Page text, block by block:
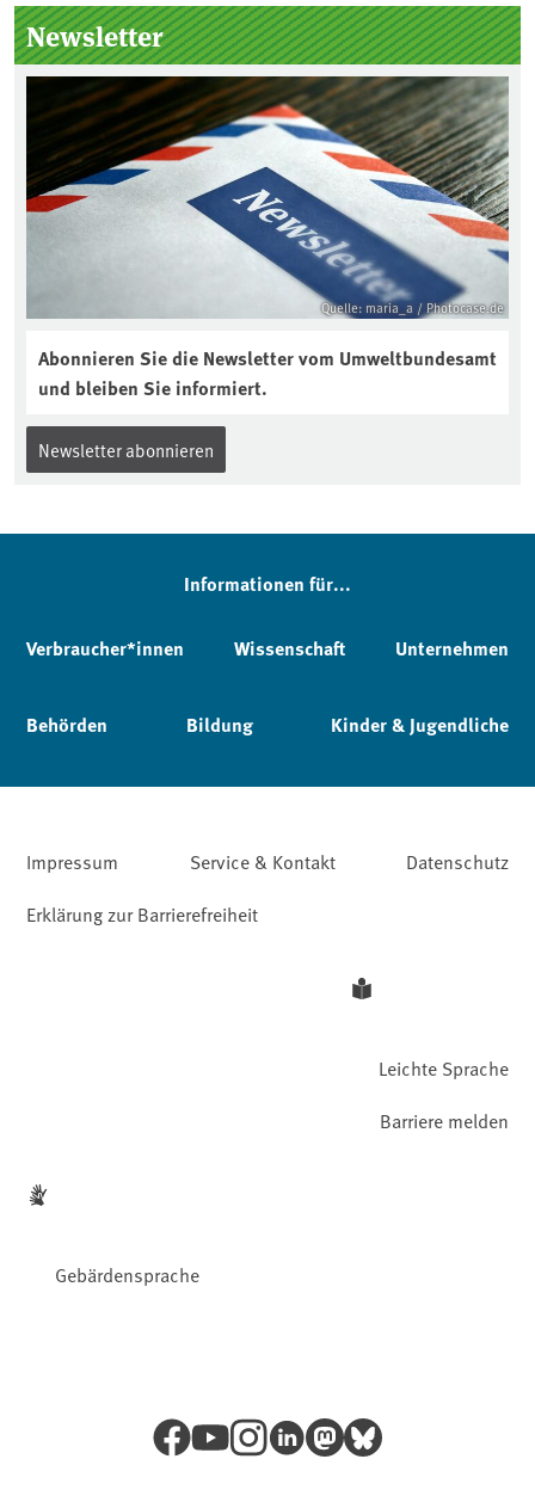
Seitenleiste
Newsletter
Quelle: maria_a / Photocase.de
Abonnieren Sie die Newsletter vom Umweltbundesamt
und bleiben Sie informiert.
Newsletter abonnieren
Informationen für...
Verbraucher*innen Wissenschaft Unternehmen
Behörden Bildung Kinder & Jugendliche
Impressum Service & Kontakt
Datenschutz
Erklärung zur Barrierefreiheit
Leichte Sprache
Gebärdensprache
Barriere melden